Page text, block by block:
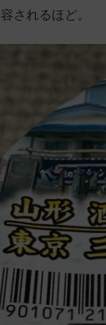
されるほど。